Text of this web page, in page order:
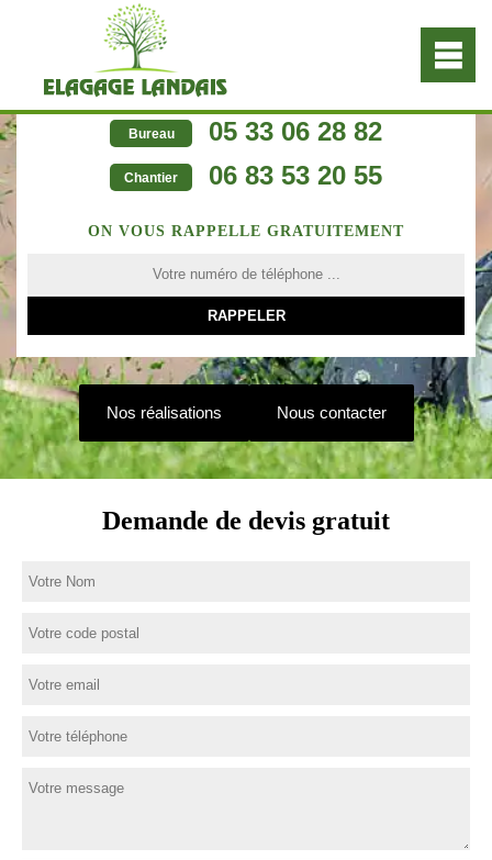
Bureau 05 33 06 28 82
Chantier 06 83 53 20 55
ON VOUS RAPPELLE GRATUITEMENT
Nos réalisations Nous contacter
Demande de devis gratuit